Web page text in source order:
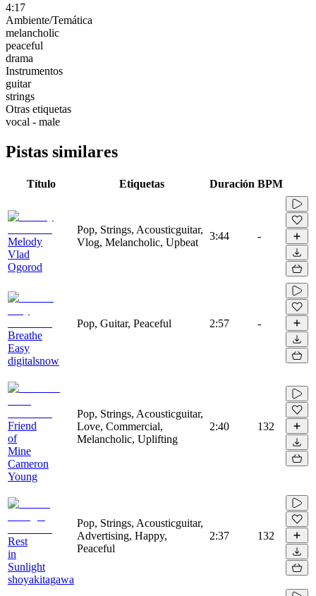
4:17
Ambiente/Temática
melancholic
peaceful
drama
Instrumentos
guitar
strings
Otras etiquetas
vocal - male
Pistas similares
Título Etiquetas Duración BPM
Melody
Vlad
Ogorod
Pop, Strings, Acousticguitar,
Vlog, Melancholic, Upbeat
3:44 -
Breathe
Easy
digitalsnow
Pop, Guitar, Peaceful 2:57 -
Friend
of
Mine
Cameron
Young
Pop, Strings, Acousticguitar,
Love, Commercial,
Melancholic, Uplifting
2:40 132
Rest
in
Sunlight
shoyakitagawa
Pop, Strings, Acousticguitar,
Advertising, Happy,
Peaceful
2:37 132